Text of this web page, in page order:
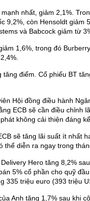
nhất, giảm 2,1%.
9,2%, còn Hensoldt giảm
và Babcock giảm từ
1,6%, trong đó
điểm. Cổ phiếu BT
Hội đồng điều hành
ECB sẽ cần điều chỉnh
không cải thiện đáng kể.
sẽ tăng lãi suất ít nhất
thể diễn ra ngay trong
Hero tăng 8,2%
5% cổ phần cho quỹ
335 triệu euro (393 triệu
Anh tăng 1,7% sau khi